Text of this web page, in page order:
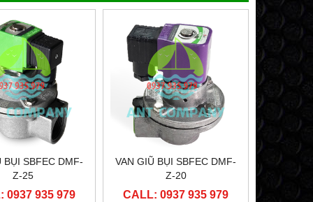
ĐẦU CUỘN COIL ASCO CQAP051
CALL: 0937 935 979
ĐẦU CUỘN
CALL: 0937
BỤI SBFEC DMF-
Z-25
0937 935 979
VAN GIŨ BỤI SBFEC DMF-
Z-20
CALL: 0937 935 979